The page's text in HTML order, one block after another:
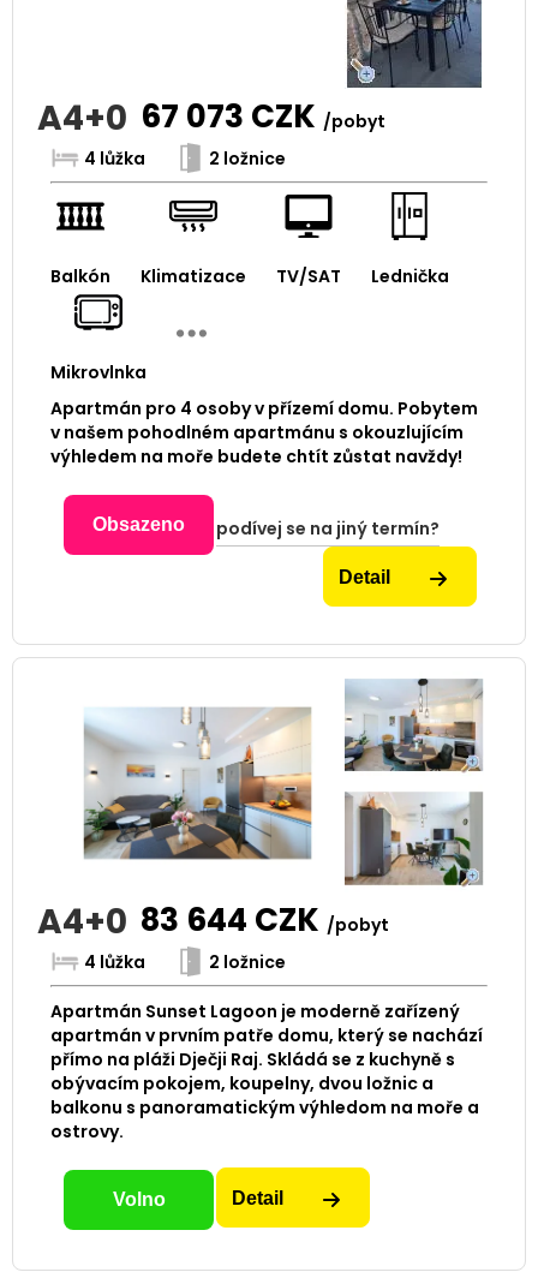
A4+0 67 073 CZK /pobyt
4 lůžka
2 ložnice
Balkón Klimatizace TV/SAT Lednička
Mikrovlnka
Apartmán pro 4 osoby v přízemí domu. Pobytem
v našem pohodlném apartmánu s okouzlujícím
výhledem na moře budete chtít zůstat navždy!
Obsazeno podívej se na jiný termín?
Detail
A4+0 83 644 CZK /pobyt
4 lůžka
2 ložnice
Apartmán Sunset Lagoon je moderně zařízený
apartmán v prvním patře domu, který se nachází
přímo na pláži Dječji Raj. Skládá se z kuchyně s
obývacím pokojem, koupelny, dvou ložnic a
balkonu s panoramatickým výhledom na moře a
ostrovy.
Volno Detail